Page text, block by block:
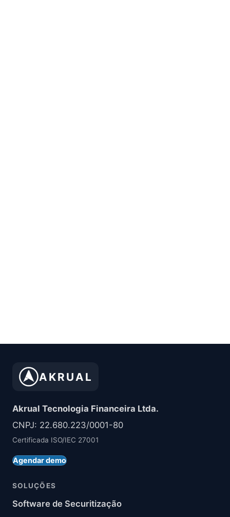
AKRUAL
Akrual Tecnologia Financeira Ltda.
CNPJ: 22.680.223/0001-80
Certificada ISO/IEC 27001
Agendar demo
SOLUÇÕES
Software de Securitização